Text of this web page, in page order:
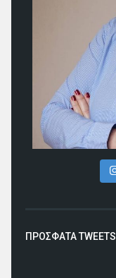
ΠΡΟΣΦΑΤΑ TWEETS